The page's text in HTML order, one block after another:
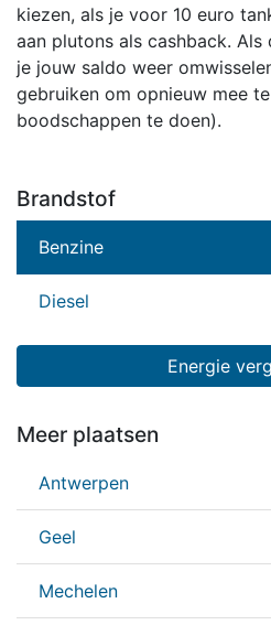
kiezen, als je voor 10 euro
aan plutons als cashback.
je jouw saldo weer
gebruiken om opnieuw mee
boodschappen te doen).
Brandstof
Benzine
Diesel
Energie
Meer plaatsen
Antwerpen
Geel
Mechelen